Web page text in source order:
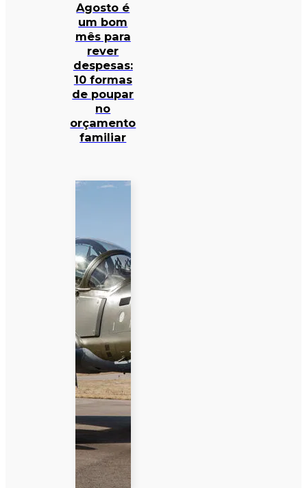
Agosto é
um bom
mês para
rever
despesas:
10 formas
de poupar
no
orçamento
familiar